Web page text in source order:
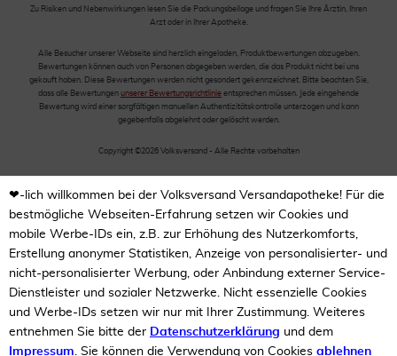
Zu Risiken und Nebenwirkungen lesen Sie die Packungsbeilage und fragen Sie Ihre Ärztin, Ihren
Arzt oder in Ihrer Apotheke.
Alle Besucher unserer Webseite sind herzlich eingeladen, Produktbewertungen abzugeben.
Bewertungen können auch von Personen abgegeben werden, die das Produkt nicht bei uns
gekauft haben. Diese Bewertungen werden nicht gesondert gekennzeichnet. Bitte beachten Sie,
dass alle Bewertungen unserer Bewertungsrichtlinie entsprechen müssen. Jede eingehende
Bewertung wird einer sorgfältigen manuellen Authentizitätskontrolle unterzogen und kann
gegebenfalls abgelehnt oder gelöscht werden.
Copyright ©2026 Volksversand - Alle Rechte vorbehalten
❤-lich willkommen bei der Volksversand Versandapotheke! Für die
bestmögliche Webseiten-Erfahrung setzen wir Cookies und
mobile Werbe-IDs ein, z.B. zur Erhöhung des Nutzerkomforts,
Erstellung anonymer Statistiken, Anzeige von personalisierter- und
nicht-personalisierter Werbung, oder Anbindung externer Service-
Dienstleister und sozialer Netzwerke. Nicht essenzielle Cookies
und Werbe-IDs setzen wir nur mit Ihrer Zustimmung. Weiteres
entnehmen Sie bitte der Datenschutzerklärung und dem
Impressum. Sie können die Verwendung von Cookies ablehnen